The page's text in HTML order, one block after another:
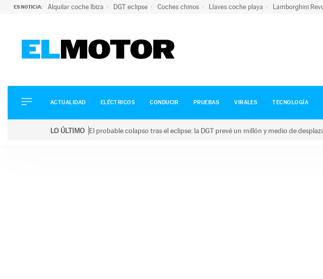
ES NOTICIA: Alquilar coche Ibiza DGT eclipse Coches chinos Llaves coche playa Lamborghini
ELÉCTRICOS
CONDUCIR
ACTUALIDAD ELÉCTRICOS CONDUCIR PRUEBAS VIRALES TECNOLOGÍA
LO ÚLTIMO El probable colapso tras el eclipse: la DGT prevé un millón y medio de